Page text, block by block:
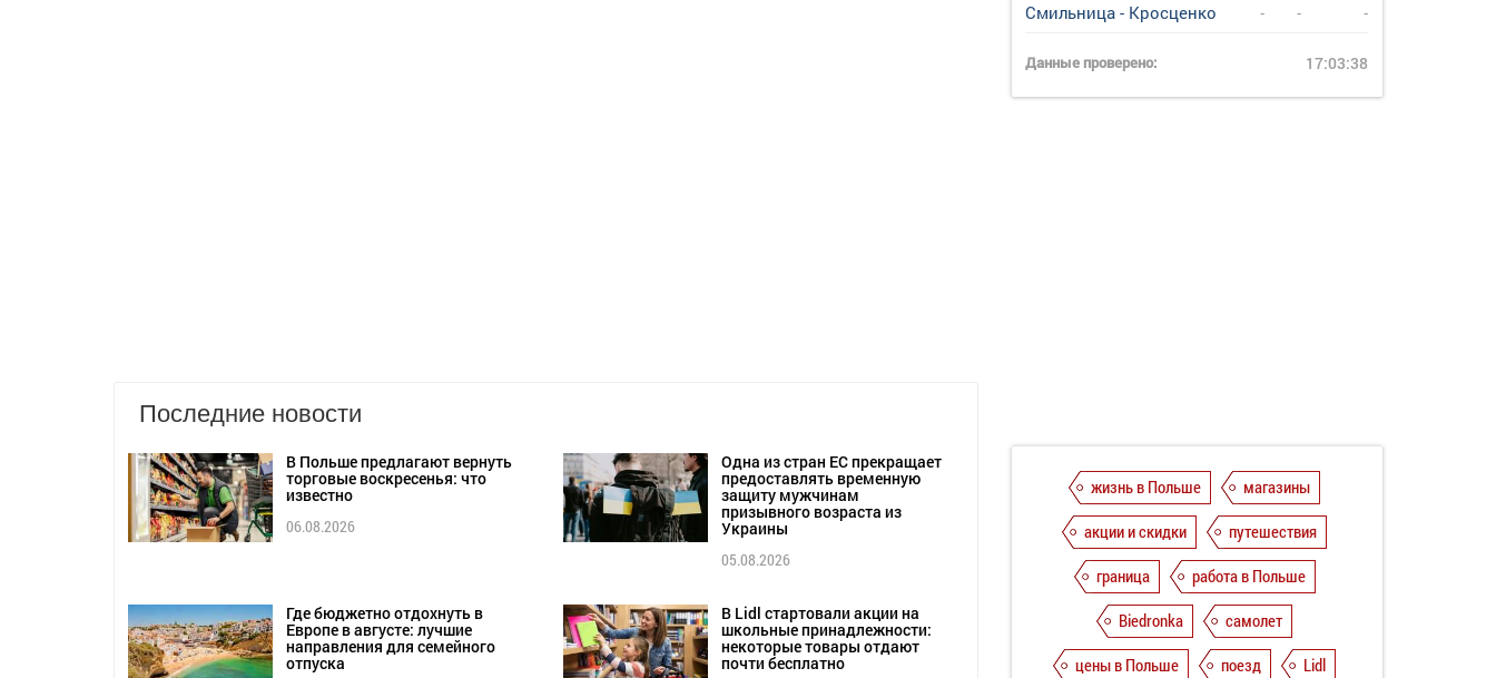
Последние новости
В Польше предлагают вернуть
торговые воскресенья: что
известно
06.08.2026
Одна из стран ЕС прекращает
предоставлять временную
защиту мужчинам
призывного возраста из
Украины
05.08.2026
Где бюджетно отдохнуть в
Европе в августе: лучшие
направления для семейного
отпуска
В Lidl стартовали акции на
школьные принадлежности:
некоторые товары отдают
почти бесплатно
Смильница - Кросценко
- - -
Данные проверено: 17:03:38
жизнь в Польше
магазины
акции и скидки
путешествия
граница
работа в Польше
Biedronka
самолет
цены в Польше
поезд
Lidl